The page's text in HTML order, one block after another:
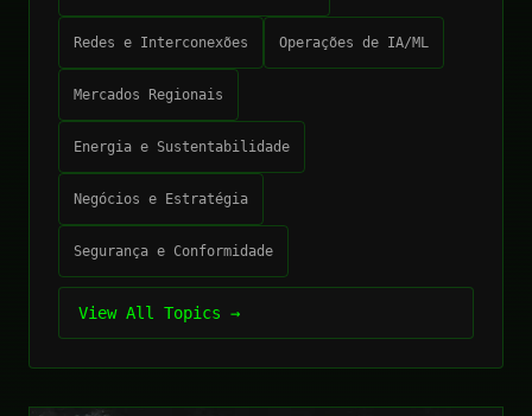
Redes e Interconexões Operações de IA/ML
Mercados Regionais
Energia e Sustentabilidade
Negócios e Estratégia
Segurança e Conformidade
View All Topics →